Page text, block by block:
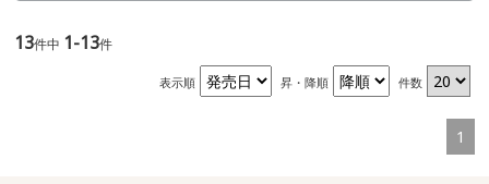
13件中 1-13件
表示順 昇・降順 件数
1